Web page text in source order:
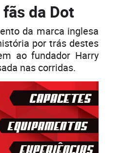
da Dot
da marca inglesa
por trás destes
ao fundador Harry
nas corridas.